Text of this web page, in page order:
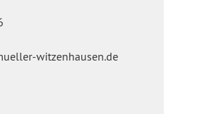
witzenhausen.de